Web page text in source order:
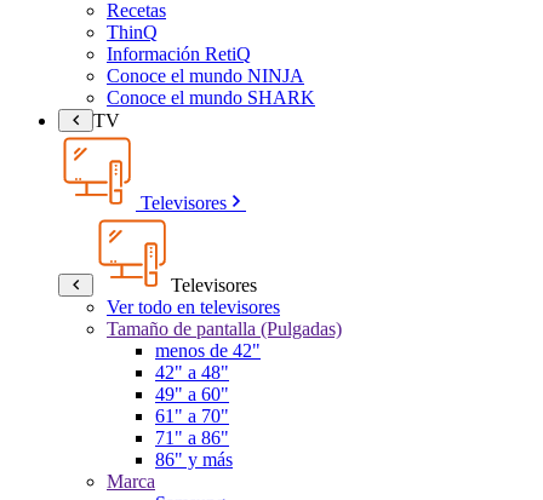
Recetas
ThinQ
Información RetiQ
Conoce el mundo NINJA
Conoce el mundo SHARK
TV
Televisores
Televisores
Ver todo en televisores
Tamaño de pantalla (Pulgadas)
menos de 42"
42" a 48"
49" a 60"
61" a 70"
71" a 86"
86" y más
Marca